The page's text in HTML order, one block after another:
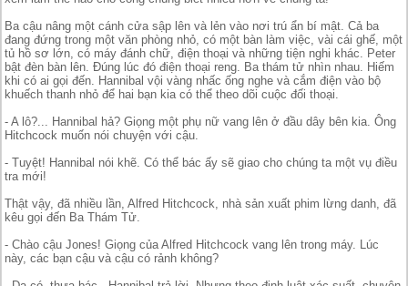
Ba cậu nâng một cánh cửa sập lên và lẻn vào nơi trú ẩn bí mật. Cả ba
đang đứng trong một văn phòng nhỏ, có một bàn làm việc, vài cái ghế, một
tủ hồ sơ lớn, có máy đánh chữ, điện thoại và những tiện nghi khác. Peter
bật đèn bàn lên. Đúng lúc đó điện thoại reng. Ba thám tử nhìn nhau. Hiếm
khi có ai gọi đến. Hannibal vội vàng nhấc ống nghe và cắm điện vào bộ
khuếch thanh nhỏ để hai bạn kia có thể theo dõi cuộc đối thoại.
- A lô?... Hannibal hả? Giọng một phụ nữ vang lên ở đầu dây bên kia. Ông
Hitchcock muốn nói chuyện với cậu.
- Tuyệt! Hannibal nói khẽ. Có thể bác ấy sẽ giao cho chúng ta một vụ điều
tra mới!
Thật vậy, đã nhiều lần, Alfred Hitchcock, nhà sản xuất phim lừng danh, đã
kêu gọi đến Ba Thám Tử.
- Chào cậu Jones! Giọng của Alfred Hitchcock vang lên trong máy. Lúc
này, các bạn cậu và cậu có rảnh không?